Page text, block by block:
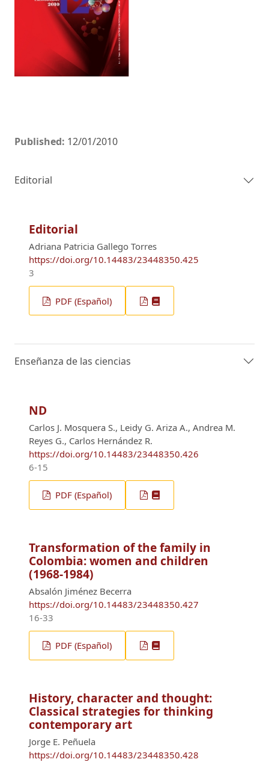
Published: 12/01/2010
Editorial
Editorial
Adriana Patricia Gallego Torres
https://doi.org/10.14483/23448350.425
3
PDF (Español)
Enseñanza de las ciencias
ND
Carlos J. Mosquera S., Leidy G. Ariza A., Andrea M.
Reyes G., Carlos Hernández R.
https://doi.org/10.14483/23448350.426
6-15
PDF (Español)
Transformation of the family in
Colombia: women and children
(1968-1984)
Absalón Jiménez Becerra
https://doi.org/10.14483/23448350.427
16-33
PDF (Español)
History, character and thought:
Classical strategies for thinking
contemporary art
Jorge E. Peñuela
https://doi.org/10.14483/23448350.428